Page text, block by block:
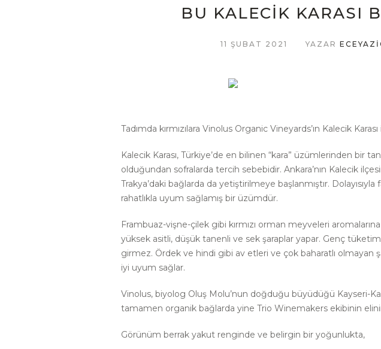
BU KALECIK KARASI
11 ŞUBAT 2021 YAZAR
Tadımda kırmızılara Vinolus Organic Vineyards’ın Kalecik Karası
Kalecik Karası, Türkiye’de en bilinen “kara” üzümlerinden bir
olduğundan sofralarda tercih sebebidir. Ankara’nın Kalecik
Trakya’daki bağlarda da yetiştirilmeye başlanmıştır. Dolayısıyla
rahatlıkla uyum sağlamış bir üzümdür.
Frambuaz-vişne-çilek gibi kırmızı orman meyveleri
yüksek asitli, düşük tanenli ve sek şaraplar yapar. Genç
girmez. Ördek ve hindi gibi av etleri ve çok baharatlı olmayan
iyi uyum sağlar.
Vinolus, biyolog Oluş Molu’nun doğduğu büyüdüğü Kayseri-
tamamen organik bağlarda yine Trio Winemakers ekibinin
Görünüm berrak yakut renginde ve belirgin bir yoğunlukta,